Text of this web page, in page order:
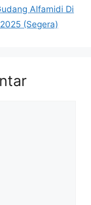
Alfamidi Di
(Segera)